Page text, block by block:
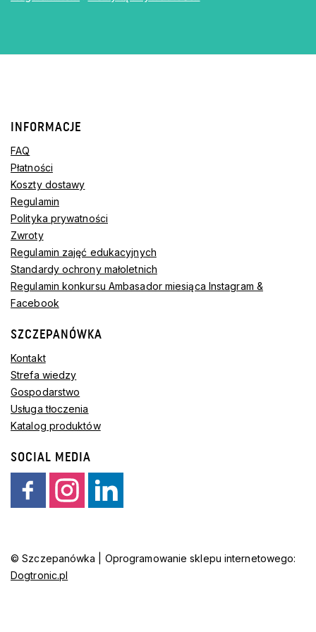
INFORMACJE
FAQ
Płatności
Koszty dostawy
Regulamin
Polityka prywatności
Zwroty
Regulamin zajęć edukacyjnych
Standardy ochrony małoletnich
Regulamin konkursu Ambasador miesiąca Instagram &
Facebook
SZCZEPANÓWKA
Kontakt
Strefa wiedzy
Gospodarstwo
Usługa tłoczenia
Katalog produktów
SOCIAL MEDIA
© Szczepanówka | Oprogramowanie sklepu internetowego:
Dogtronic.pl